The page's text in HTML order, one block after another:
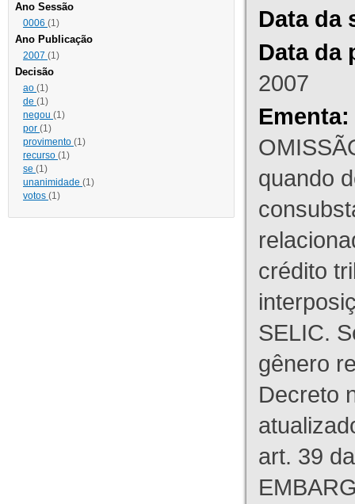
Ano Sessão
0006 (1)
Ano Publicação
2007 (1)
Decisão
ao (1)
de (1)
negou (1)
por (1)
provimento (1)
recurso (1)
se (1)
unanimidade (1)
votos (1)
Data da
Data da
2007
Ementa:
quando
crédito
SELIC.
gênero
Decreto
art. 39